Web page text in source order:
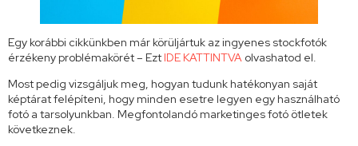
Egy korábbi cikkünkben már körüljártuk az ingyenes stockfotók
érzékeny problémakörét – Ezt IDE KATTINTVA olvashatod el.
Most pedig vizsgáljuk meg, hogyan tudunk hatékonyan saját
képtárat felépíteni, hogy minden esetre legyen egy használható
fotó a tarsolyunkban. Megfontolandó marketinges fotó ötletek
következnek.